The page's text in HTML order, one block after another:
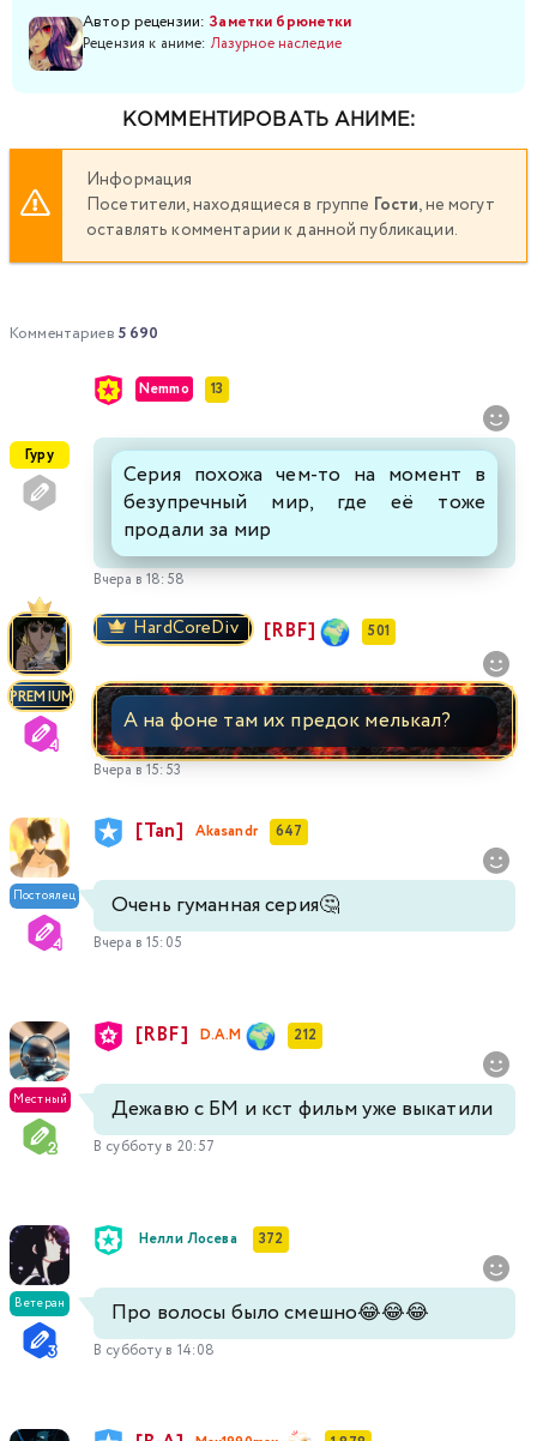
Автор рецензии: Заметки брюнетки
Рецензия к аниме: Лазурное наследие
КОММЕНТИРОВАТЬ АНИМЕ:
Информация
Посетители, находящиеся в группе Гости, не могут
оставлять комментарии к данной публикации.
Комментариев 5 690
Гуру
Nemmo 13
Серия похожа чем-то на момент в
безупречный мир, где её тоже
продали за мир
Вчера в 18:58
PREMIUM
HardCoreDiv [RBF] 501
А на фоне там их предок мелькал?
Вчера в 15:53
Постоялец
[Tan] Akasandr 647
Очень гуманная серия🤔
Вчера в 15:05
Местный
[RBF] D.A.M 212
Дежавю с БМ и кст фильм уже выкатили
В субботу в 20:57
Ветеран
Нелли Лосева 372
Про волосы было смешно😂😂😂
В субботу в 14:08